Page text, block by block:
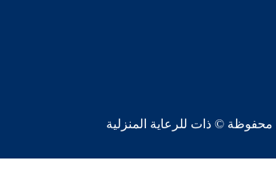
© ذات للرعاية المنزلية